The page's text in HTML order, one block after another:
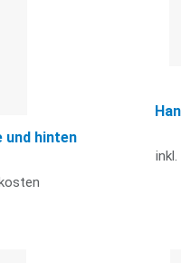
und hinten